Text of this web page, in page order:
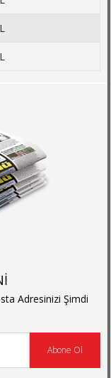
Adresinizi Şimdi
Abone Ol